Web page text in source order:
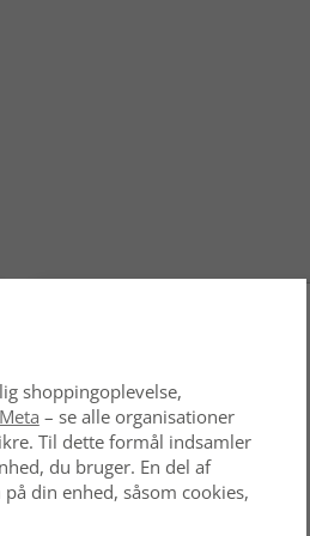
shoppingoplevelse,
Meta – se alle organisationer
Til dette formål indsamler
du bruger. En del af
din enhed, såsom cookies,